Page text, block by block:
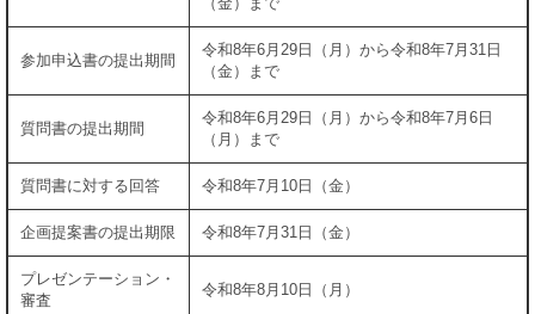
参加申込書の提出期間
令和8年6月29日（月）から令和8年7月31日
（金）まで
質問書の提出期間
令和8年6月29日（月）から令和8年7月6日
（月）まで
質問書に対する回答 令和8年7月10日（金）
企画提案書の提出期限 令和8年7月31日（金）
プレゼンテーション・
審査
令和8年8月10日（月）